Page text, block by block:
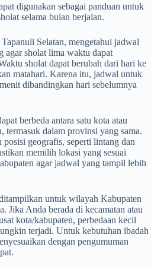
digunakan sebagai panduan untuk
selama bulan berjalan.
Selatan, mengetahui jadwal
agar sholat lima waktu dapat
sholat dapat berubah dari hari ke
matahari. Karena itu, jadwal untuk
dibandingkan hari sebelumnya
berbeda antara satu kota atau
termasuk dalam provinsi yang sama.
geografis, seperti lintang dan
memilih lokasi yang sesuai
agar jadwal yang tampil lebih
untuk wilayah Kabupaten
Jika Anda berada di kecamatan atau
kota/kabupaten, perbedaan kecil
terjadi. Untuk kebutuhan ibadah
dengan pengumuman